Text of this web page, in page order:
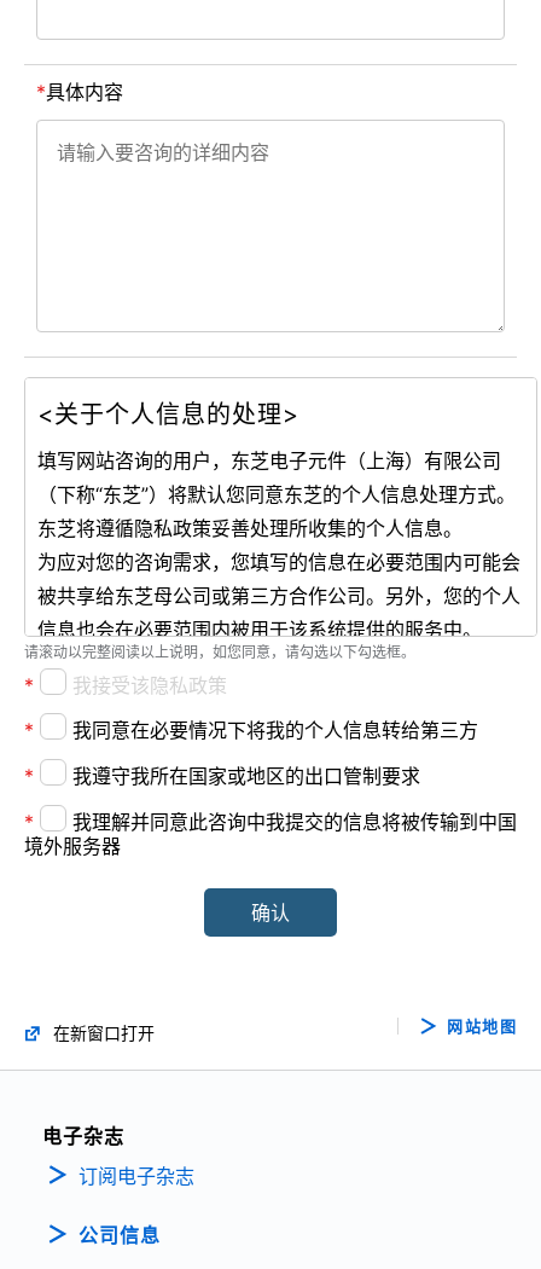
具体内容
<关于个人信息的处理>
填写网站咨询的用户，东芝电子元件（上海）有限公司
（下称“东芝”）将默认您同意东芝的个人信息处理方式。
东芝将遵循隐私政策妥善处理所收集的个人信息。
为应对您的咨询需求，您填写的信息在必要范围内可能会
被共享给东芝母公司或第三方合作公司。另外，您的个人
信息也会在必要范围内被用于该系统提供的服务中。
如您希望对您本人的信息进行披露、修改或删除，请填写
表单联系我们。
14周岁以下的用户需要获得父母的同意。
东芝电子元件（上海）有限公司的隐私政策请访问→
https://toshiba-semicon-storage.com/cn/privacy-
请滚动以完整阅读以上说明，如您同意，请勾选以下勾选框。
*
我接受该隐私政策
*
我同意在必要情况下将我的个人信息转给第三方
*
我遵守我所在国家或地区的出口管制要求
*
我理解并同意此咨询中我提交的信息将被传输到中国
境外服务器
确认
在新窗口打开 网站地图
电子杂志
订阅电子杂志
公司信息